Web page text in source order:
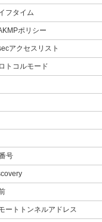
フタイム
ポリシー
アクセスリスト
トコルモード
号
ートトンネルアドレス